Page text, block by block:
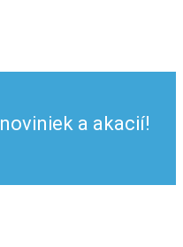
a akacií!